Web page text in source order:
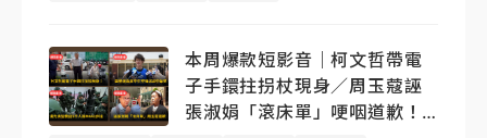
本周爆款短影音｜柯文哲帶電
子手鐶拄拐杖現身／周玉蔻誣
張淑娟「滾床單」哽咽道歉！